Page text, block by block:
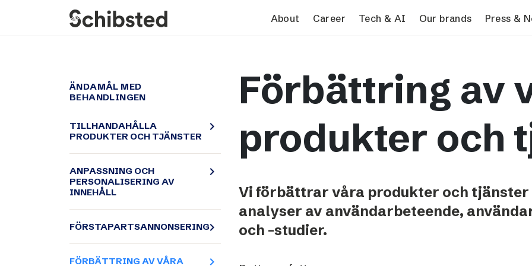
About Career Tech & AI Our brands Press &
search
Meet some of our
publishers
The power of journalism
How we work with
sustainability
How we run things
Public Policy
Schibsted’s privacy
policies
Responsible AI
Applying AI in Schibsted
VG
Aftonbladet
Aftenposten
Bergens Tidende
E24
ÄNDAMÅL MED
BEHANDLINGEN
TILLHANDAHÅLLA
PRODUKTER OCH TJÄNSTER
navigate_next
ANPASSNING OCH
PERSONALISERING AV
INNEHÅLL
navigate_next
FÖRSTAPARTSANNONSERINGnavigate_next
FÖRBÄTTRING AV VÅRA
navigate_next
Förbättring av
produkter och
Vi förbättrar våra produkter och tjänster
analyser av användarbeteende,
och -studier.